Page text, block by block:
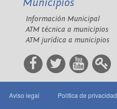
Municipios
Información Municipal
ATM técnica a municipios
ATM jurídica a municipios
Aviso legal Política de privacidad